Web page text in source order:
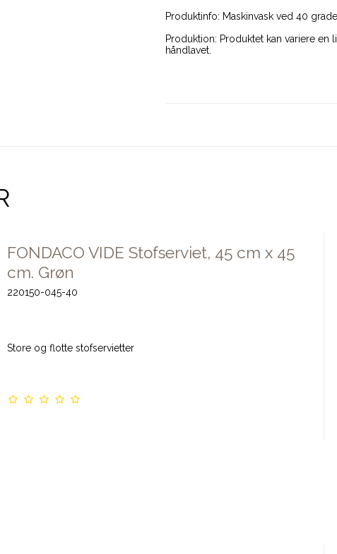
Produktinfo: Maskinvask ved 40
Produktion: Produktet kan variere
håndlavet.
FONDACO VIDE Stofserviet, 45 cm x 45
cm. Grøn
220150-045-40
Store og flotte stofservietter